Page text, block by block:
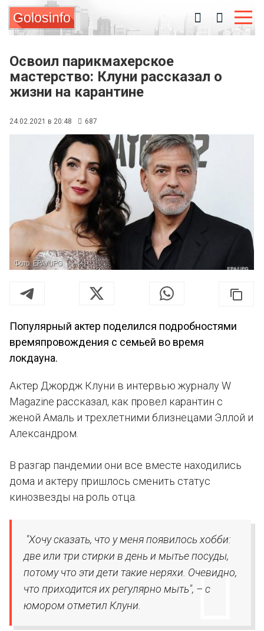
Golosinfo
Освоил парикмахерское
мастерство: Клуни рассказал о
жизни на карантине
24.02.2021 в 20:48 687
Фото: EPA/UPG
Популярный актер поделился подробностями
времяпровождения с семьей во время
локдауна.
Актер Джордж Клуни в интервью журналу W
Magazine рассказал, как провел карантин с
женой Амаль и трехлетними близнецами Эллой и
Александром.
В разгар пандемии они все вместе находились
дома и актеру пришлось сменить статус
кинозвезды на роль отца.
"Хочу сказать, что у меня появилось хобби:
две или три стирки в день и мытье посуды,
потому что эти дети такие неряхи. Очевидно,
что приходится их регулярно мыть", – с
юмором отметил Клуни.